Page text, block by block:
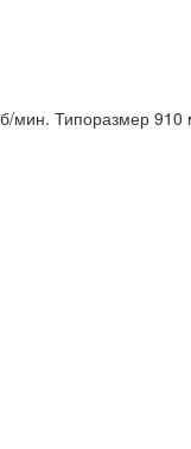
мин. Типоразмер